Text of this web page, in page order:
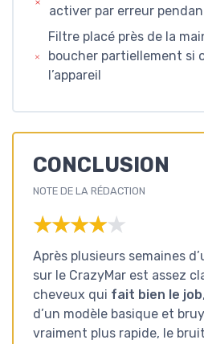
activer par erreur
Filtre placé près de la
boucher partiellement si
l’appareil
CONCLUSION
NOTE DE LA RÉDACTION
★★★★★
★★★★★
Après plusieurs semaines
sur le CrazyMar est assez
cheveux qui fait bien le job
d’un modèle basique et
vraiment plus rapide, le